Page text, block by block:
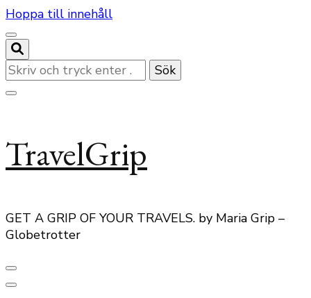
Hoppa till innehåll
Letar
du
efter
TravelGrip
GET A GRIP OF YOUR TRAVELS. by Maria Grip –
Globetrotter